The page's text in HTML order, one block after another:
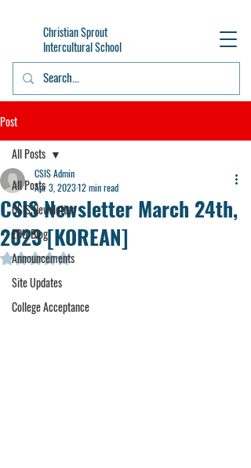
Christian Sprout
Intercultural School
Post
All Posts
CSIS Newsletter
EDU Blog
Announcements
Site Updates
College Acceptance
All Posts
CSIS Newsletter March 24th,
2023 [KOREAN]
CSIS Admin
Apr 3, 202312 min read
Rated NaN out of 5 stars.